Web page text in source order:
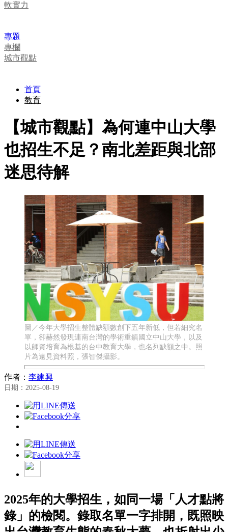
軟實力
專題
專欄
城市觀點
首頁
教育
【城市觀點】為何連中山大學
也招生不足？南北差距與北部
迷思待解
圖／今年大學招生整體缺額數創下五年新低，但若細究名
單，卻赫然發現連南台灣的學術重鎮國立中山大學，以及
以師資培育為根基的台中教育大學，也名列缺額之中。照
片為遠見資料照，張智傑攝影。
作者： 李建興
日期：2025-08-19
2025年的大學招生，如同一場「人才點將
錄」的檢閱。錄取名單一字排開，既照映